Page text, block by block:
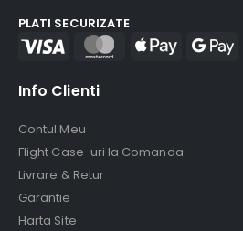
PLATI SECURIZATE
Info Clienti
Contul Meu
Flight Case-uri la Comanda
Livrare & Retur
Garantie
Harta Site